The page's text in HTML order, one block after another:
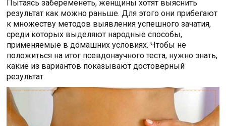
Пытаясь забеременеть, женщины хотят выяснить
результат как можно раньше. Для этого они прибегают
к множеству методов выявления успешного зачатия,
среди которых выделяют народные способы,
применяемые в домашних условиях. Чтобы не
положиться на итог псевдонаучного теста, нужно знать,
какие из вариантов показывают достоверный
результат.